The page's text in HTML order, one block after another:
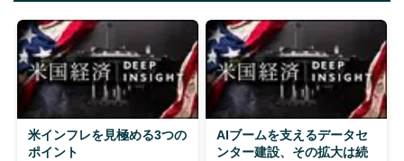
米インフレを見極める3つの
ポイント
AIブームを支えるデータセ
ンター建設、その拡大は続